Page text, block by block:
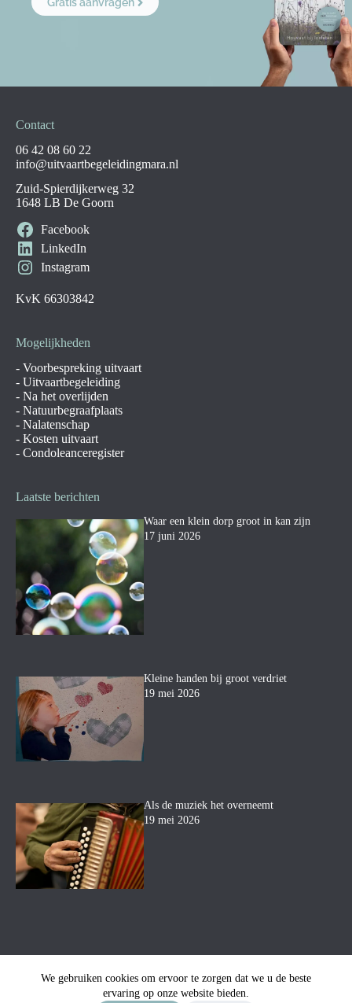
We gebruiken cookies om ervoor te zorgen dat we u de beste
ervaring op onze website bieden.
Contact
06 42 08 60 22
info@uitvaartbegeleidingmara.nl
Zuid-Spierdijkerweg 32
1648 LB De Goorn
Facebook
LinkedIn
Instagram
KvK 66303842
Mogelijkheden
- Voorbespreking uitvaart
- Uitvaartbegeleiding
- Na het overlijden
- Natuurbegraafplaats
- Nalatenschap
- Kosten uitvaart
- Condoleanceregister
Laatste berichten
Waar een klein dorp groot in kan zijn
17 juni 2026
Kleine handen bij groot verdriet
19 mei 2026
Als de muziek het overneemt
19 mei 2026
© Uitvaartbegeleiding Mara-Privacyverklaring